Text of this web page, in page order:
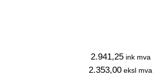
2.941,25ink mva
2.353,00 eksl mva